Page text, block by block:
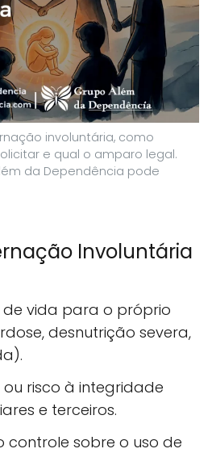
involuntária, como
e qual o amparo legal.
da Dependência pode
Involuntária
de vida para o próprio
desnutrição severa,
risco à integridade
e terceiros.
controle sobre o uso de